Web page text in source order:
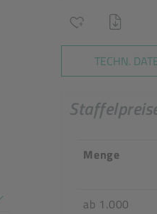
TECHN.
Menge
ab 1.000